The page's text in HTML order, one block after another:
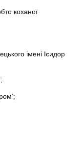
коханої
імені Ісидор